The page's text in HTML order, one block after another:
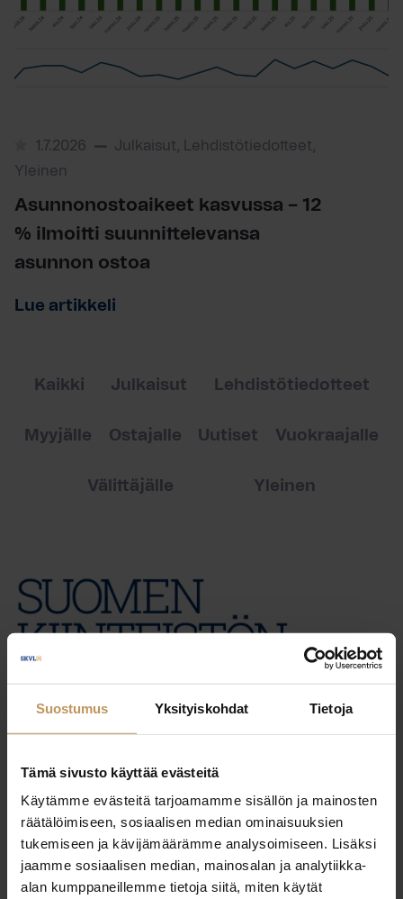
Suostumus Yksityiskohdat Tietoja
Tämä sivusto käyttää evästeitä
Käytämme evästeitä tarjoamamme sisällön ja mainosten
räätälöimiseen, sosiaalisen median ominaisuuksien
tukemiseen ja kävijämäärämme analysoimiseen. Lisäksi
jaamme sosiaalisen median, mainosalan ja analytiikka-
alan kumppaneillemme tietoja siitä, miten käytät
1.7.2026
Julkaisut, Lehdistötiedotteet,
Yleinen
Asunnonostoaikeet kasvussa – 12
% ilmoitti suunnittelevansa
asunnon ostoa
Lue artikkeli
Kaikki Julkaisut Lehdistötiedotteet
Myyjälle Ostajalle Uutiset Vuokraajalle
Välittäjälle Yleinen
26.9.2025
Vilma Hyrkäs
Lue artikkeli